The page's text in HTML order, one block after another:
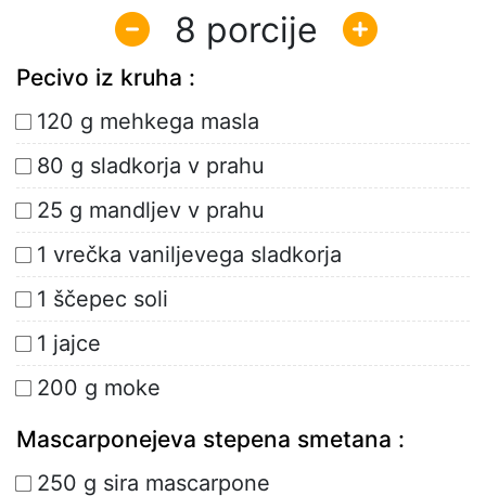
8
Pecivo iz kruha :
120 g mehkega masla
80 g sladkorja v prahu
25 g mandljev v prahu
1 vrečka vaniljevega sladkorja
1 ščepec soli
1 jajce
200 g moke
Mascarponejeva stepena smetana :
250 g sira mascarpone